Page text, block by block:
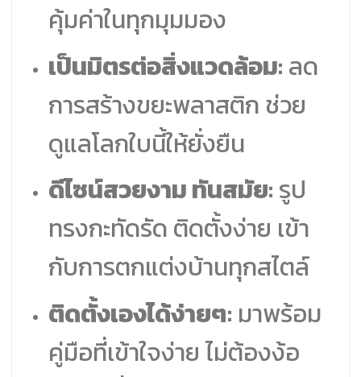
คุ้มค่าในทุกมุมมอง
เป็นมิตรต่อสิ่งแวดล้อม: ลด
การสร้างขยะพลาสติก ช่วย
ดูแลโลกใบนี้ให้ยั่งยืน
ดีไซน์สวยงาม ทันสมัย: รูป
ทรงกะทัดรัด ติดตั้งง่าย เข้า
กับการตกแต่งบ้านทุกสไตล์
ติดตั้งเองได้ง่ายๆ: มาพร้อม
คู่มือที่เข้าใจง่าย ไม่ต้องง้อ